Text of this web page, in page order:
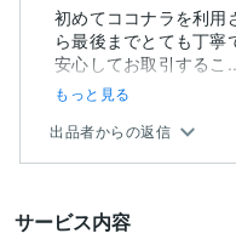
初めてココナラを利用
ら最後までとても丁寧
安心してお取引するこ
もっと見る
出品者からの返信
サービス内容